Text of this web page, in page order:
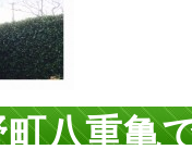
町八重亀